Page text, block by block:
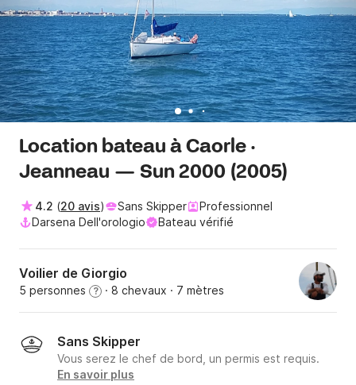
Location bateau à Caorle ·
Jeanneau — Sun 2000 (2005)
4.2 (20 avis) Sans Skipper
Professionnel
Darsena Dell'orologio
Bateau vérifié
Voilier de Giorgio
5 personnes ? · 8 chevaux · 7 mètres
Sans Skipper
Vous serez le chef de bord, un permis est requis.
En savoir plus